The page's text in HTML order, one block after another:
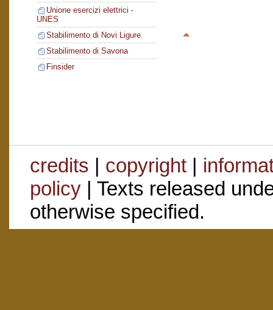
Unione esercizi elettrici -
UNES
Stabilimento di Novi Ligure
Stabilimento di Savona
Finsider
credits | copyright|
policy| Texts released
otherwise specified.